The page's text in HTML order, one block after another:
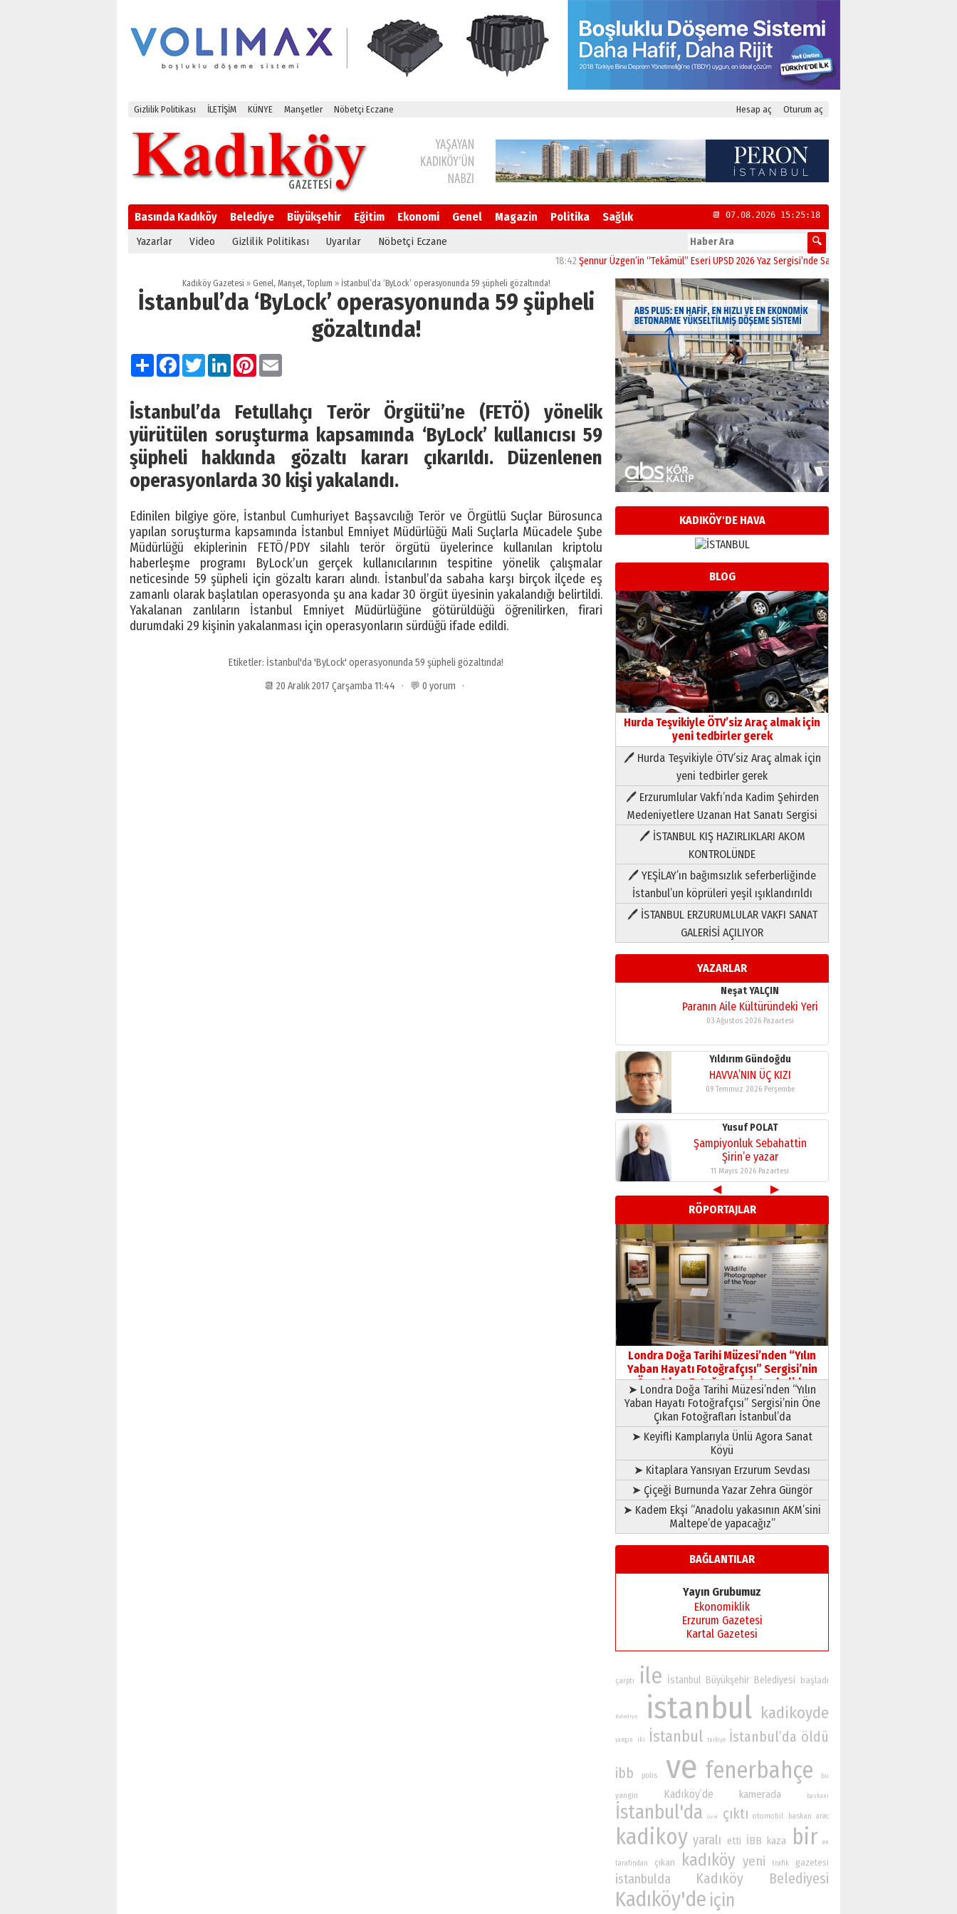
Gizlilik Politikası İLETİŞİM KÜNYE Manşetler Nöbetçi Eczane Hesap aç Oturum aç
Basında Kadıköy Belediye Büyükşehir Eğitim Ekonomi Genel Magazin Politika Sağlık 📆 07.08.2026 15:25:19
Yazarlar Video Gizlilik Politikası Uyarılar Nöbetçi Eczane
Şennur Üzgen’in “Tekâmül” Eseri UPSD 2026 Yaz Sergisi’nde Sanatseverlerle Buluştu
Kadıköy Gazetesi » Genel, Manşet,Toplum »İstanbul’da ‘ByLock’ operasyonunda 59 şüpheli gözaltında!
İstanbul’da ‘ByLock’ operasyonunda 59 şüpheli
gözaltında!
PaylaşFacebook
TwitterLinkedInPinterest
İstanbul’da Fetullahçı Terör Örgütü’ne (FETÖ) yönelik
yürütülen soruşturma kapsamında ‘ByLock’ kullanıcısı 59
şüpheli hakkında gözaltı kararı çıkarıldı. Düzenlenen
operasyonlarda 30 kişi yakalandı.
Edinilen bilgiye göre, İstanbul Cumhuriyet Başsavcılığı Terör ve Örgütlü Suçlar Bürosunca
yapılan soruşturma kapsamında İstanbul Emniyet Müdürlüğü Mali Suçlarla Mücadele Şube
Müdürlüğü ekiplerinin FETÖ/PDY silahlı terör örgütü üyelerince kullanılan kriptolu
haberleşme programı ByLock’un gerçek kullanıcılarının tespitine yönelik çalışmalar
neticesinde 59 şüpheli için gözaltı kararı alındı. İstanbul’da sabaha karşı birçok ilçede eş
zamanlı olarak başlatılan operasyonda şu ana kadar 30 örgüt üyesinin yakalandığı belirtildi.
Yakalanan zanlıların İstanbul Emniyet Müdürlüğüne götürüldüğü öğrenilirken, firari
durumdaki 29 kişinin yakalanması için operasyonların sürdüğü ifade edildi.
Etiketler: İstanbul'da 'ByLock' operasyonunda 59 şüpheli gözaltında!
📆 20 Aralık 2017 Çarşamba 11:44 · 💬 0 yorum ·
KADIKÖY'DE HAVA
BLOG
Hurda Teşvikiyle ÖTV’siz Araç almak için
yeni tedbirler gerek
🖊 Hurda Teşvikiyle ÖTV’siz Araç almak için
yeni tedbirler gerek
🖊 Erzurumlular Vakfı’nda Kadim Şehirden
Medeniyetlere Uzanan Hat Sanatı Sergisi
🖊 İSTANBUL KIŞ HAZIRLIKLARI AKOM
KONTROLÜNDE
🖊 YEŞİLAY’ın bağımsızlık seferberliğinde
İstanbul’un köprüleri yeşil ışıklandırıldı
🖊 İSTANBUL ERZURUMLULAR VAKFI SANAT
GALERİSİ AÇILIYOR
YAZARLAR
Neşat YALÇIN
Paranın Aile Kültüründeki Yeri
03 Ağustos 2026 Pazartesi
Yıldırım Gündoğdu
HAVVA’NIN ÜÇ KIZI
09 Temmuz 2026 Perşembe
Yusuf POLAT
Şampiyonluk Sebahattin
Şirin’e yazar
11 Mayıs 2026 Pazartesi
Neşat YALÇIN
Paranın Aile Kültüründeki Yeri
03 Ağustos 2026 Pazartesi
Yıldırım Gündoğdu
HAVVA’NIN ÜÇ KIZI
09 Temmuz 2026 Perşembe
Yusuf POLAT
Şampiyonluk Sebahattin
Şirin’e yazar
11 Mayıs 2026 Pazartesi
Neşat YALÇIN
Paranın Aile Kültüründeki Yeri
03 Ağustos 2026 Pazartesi
Yıldırım Gündoğdu
HAVVA’NIN ÜÇ KIZI
09 Temmuz 2026 Perşembe
Yusuf POLAT
Şampiyonluk Sebahattin
Şirin’e yazar
11 Mayıs 2026 Pazartesi
◀
▶
RÖPORTAJLAR
Londra Doğa Tarihi Müzesi’nden “Yılın
Yaban Hayatı Fotoğrafçısı” Sergisi’nin
Öne Çıkan Fotoğrafları İstanbul’da
➤ Londra Doğa Tarihi Müzesi’nden “Yılın
Yaban Hayatı Fotoğrafçısı” Sergisi’nin Öne
Çıkan Fotoğrafları İstanbul’da
➤ Keyifli Kamplarıyla Ünlü Agora Sanat
Köyü
➤ Kitaplara Yansıyan Erzurum Sevdası
➤ Çiçeği Burnunda Yazar Zehra Güngör
➤ Kadem Ekşi “Anadolu yakasının AKM’sini
Maltepe’de yapacağız”
BAĞLANTILAR
Yayın Grubumuz
Ekonomiklik
Erzurum Gazetesi
Kartal Gazetesi
çarptı ile İstanbul Büyükşehir Belediyesi başladı
Belediye istanbul kadikoyde
yangın iki İstanbul turkiye İstanbul’da öldü
ibb polis ve fenerbahçe bu
yangin Kadıköy’de kamerada baskani
İstanbul'da özel çıktı otomobil baskan arac
kadikoy yaralı etti İBB kaza bir en
tarafından çıkan kadıköy yeni trafik gazetesi
istanbulda Kadıköy Belediyesi
Kadıköy'de için